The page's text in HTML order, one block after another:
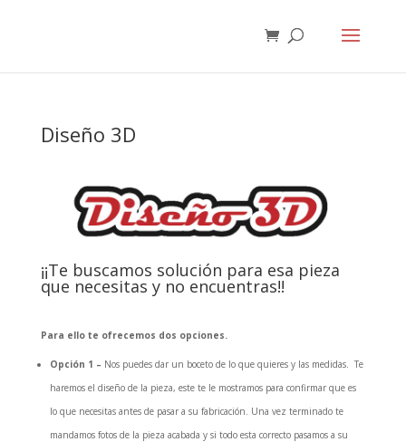
Diseño 3D
¡¡Te buscamos solución para esa pieza
que necesitas y no encuentras!!
Para ello te ofrecemos dos opciones.
Opción 1 – Nos puedes dar un boceto de lo que quieres y las medidas. Te
haremos el diseño de la pieza, este te le mostramos para confirmar que es
lo que necesitas antes de pasar a su fabricación. Una vez terminado te
mandamos fotos de la pieza acabada y si todo esta correcto pasamos a su